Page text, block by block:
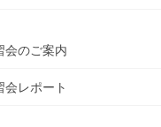
会のご案内
会レポート